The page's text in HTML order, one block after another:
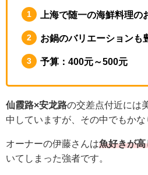
上海で随一の海鮮料理の
お鍋のバリエーションも
予算：400元～500元
仙霞路×安龙路の交差点付近には
中していますが、その中でもかな
オーナーの伊藤さんは魚好きが
いてしまった強者です。